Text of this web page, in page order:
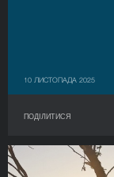
10 ЛИСТОПАДА 2025
ПОДІЛИТИСЯ